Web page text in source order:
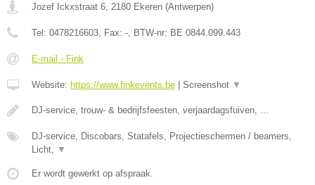
Jozef Ickxstraat 6 2180 Ekeren (Antwerpen)
Tel: 0478216603 , Fax: - , BTW-nr: BE 0844.099.443
E-mail › Fink
Website: https://www.finkevents.be | Screenshot ▼
DJ-service, trouw- & bedrijfsfeesten, verjaardagsfuiven, ...
DJ-service, Discobars, Statafels, Projectieschermen / beamers,
Licht,
▼
Er wordt gewerkt op afspraak.